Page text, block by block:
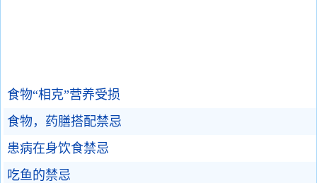
食物“相克”营养受损
食物，药膳搭配禁忌
患病在身饮食禁忌
吃鱼的禁忌